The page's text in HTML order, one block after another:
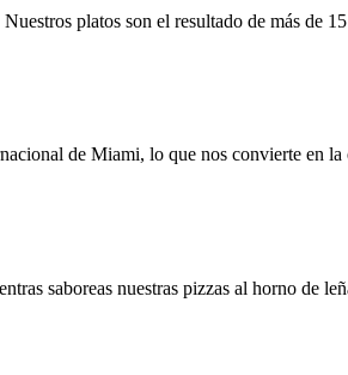
platos son el resultado de más de
de Miami, lo que nos convierte en
saboreas nuestras pizzas al horno de